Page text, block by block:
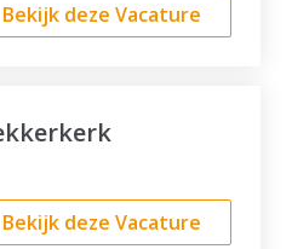
Bekijk deze Vacature
Bekijk deze Vacature